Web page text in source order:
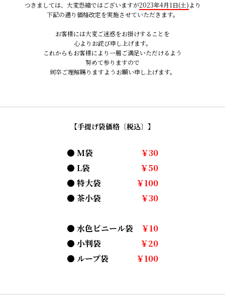
つきましては、大変恐縮ではございますが2023年4月1日(土)より
下記の通り価格改定を実施させていただきます。
お客様には大変ご迷惑をお掛けすることを
心よりお詫び申し上げます。
これからもお客様により一層ご満足いただけるよう
努めて参りますので
何卒ご理解賜りますようお願い申し上げます。
【手提げ袋価格〔税込〕】
● M袋
￥30
● L袋
￥50
● 特大袋
￥100
● 茶小袋
￥30
● 水色ビニール袋 ￥10
● 小判袋
￥20
● ループ袋
￥100